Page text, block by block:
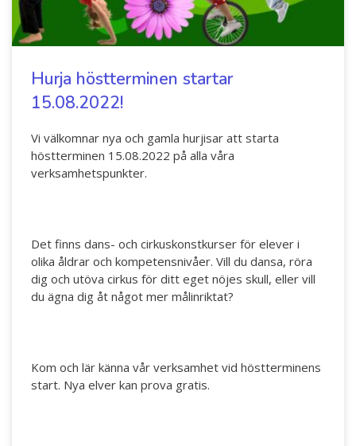
Hurja höstterminen startar
15.08.2022!
Vi välkomnar nya och gamla hurjisar att starta
höstterminen 15.08.2022 på alla våra
verksamhetspunkter.
Det finns dans- och cirkuskonstkurser för elever i
olika åldrar och kompetensnivåer. Vill du dansa, röra
dig och utöva cirkus för ditt eget nöjes skull, eller vill
du ägna dig åt något mer målinriktat?
Kom och lär känna vår verksamhet vid höstterminens
start. Nya elver kan prova gratis.